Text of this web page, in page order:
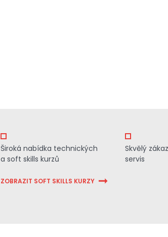
Široká nabídka technických
a soft skills kurzů
ZOBRAZIT SOFT SKILLS KURZY
Skvělý
servis